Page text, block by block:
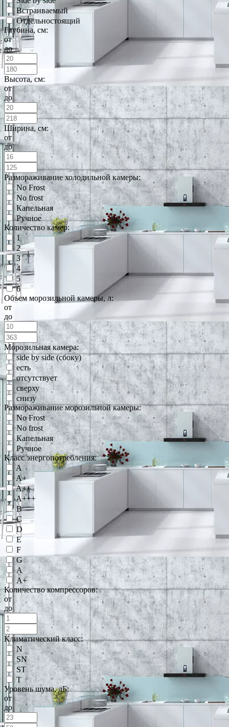
Встраиваемый
Отдельностоящий
Глубина, см:
от
до
Высота, см:
от
до
Ширина, см:
от
до
Размораживание холодильной камеры:
No Frost
No frost
Капельная
Ручное
Количество камер:
1
2
3
4
5
6
Объем морозильной камеры, л:
от
до
Морозильная камера:
side by side (сбоку)
есть
отсутствует
сверху
снизу
Размораживание морозильной камеры:
No Frost
No frost
Капельная
Ручное
Класс энергопотребления:
A
A+
A++
A+++
B
C
D
E
F
G
А
А+
Количество компрессоров:
от
до
Климатический класс:
N
SN
ST
T
Уровень шума, дБ:
от
до